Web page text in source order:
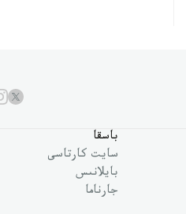
باسقا
سايت كارتاسى
بايلانىس
جارناما